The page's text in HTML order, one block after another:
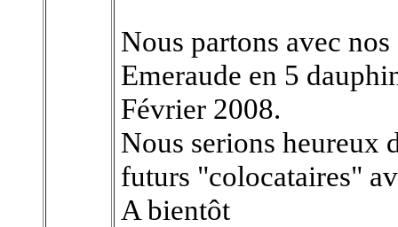
Nous partons avec
Emeraude en 5
Février 2008.
Nous serions heureux
futurs "colocataires"
A bientôt